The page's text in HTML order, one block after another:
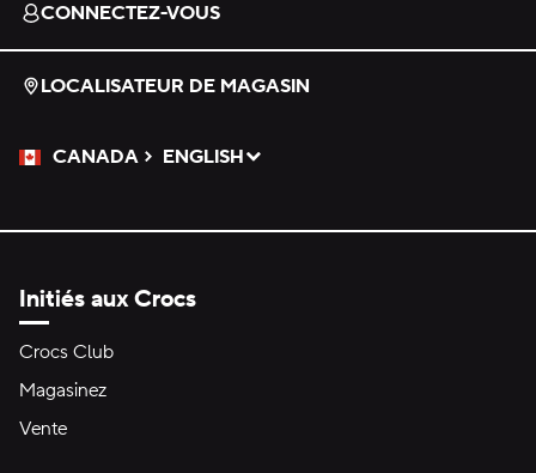
CONNECTEZ-VOUS
LOCALISATEUR DE MAGASIN
CANADA
Veuillez sélectionner une langue
ENGLISH
Sélectionné
Initiés aux Crocs
Crocs Club
Magasinez
Vente